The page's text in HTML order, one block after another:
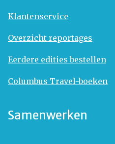
Klantenservice
Overzicht reportages
Eerdere edities bestellen
Columbus Travel-boeken
Samenwerken